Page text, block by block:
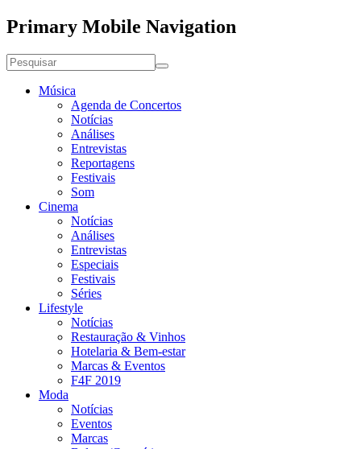
Primary Mobile Navigation
Música
Agenda de Concertos
Notícias
Análises
Entrevistas
Reportagens
Festivais
Som
Cinema
Notícias
Análises
Entrevistas
Especiais
Festivais
Séries
Lifestyle
Notícias
Restauração & Vinhos
Hotelaria & Bem-estar
Marcas & Eventos
F4F 2019
Moda
Notícias
Eventos
Marcas